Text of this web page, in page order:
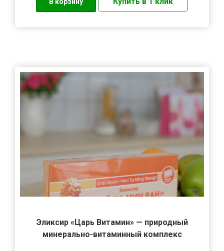
Эликсир «Царь Витамин» — природный
минерально-витаминный комплекс